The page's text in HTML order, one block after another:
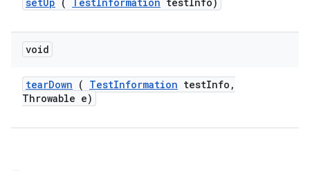
void
tearDown ( TestInformation testInfo ,
Throwable e)